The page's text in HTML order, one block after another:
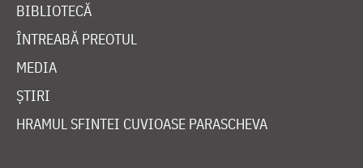
BIBLIOTECĂ
ÎNTREABĂ PREOTUL
MEDIA
ȘTIRI
HRAMUL SFINTEI CUVIOASE PARASCHEVA